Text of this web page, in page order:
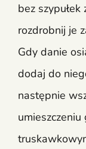
bez
rozdrobnij je
Gdy danie
dodaj do
następnie